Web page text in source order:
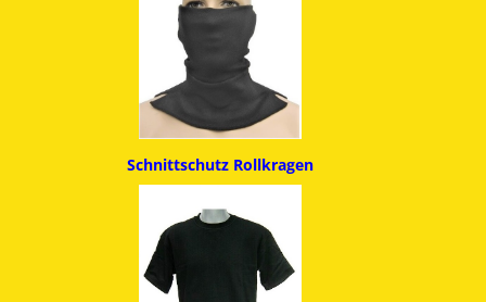
SchnittschutzRollkragen